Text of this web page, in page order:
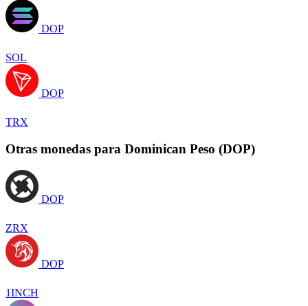
DOP
SOL
DOP
TRX
Otras monedas para Dominican Peso (DOP)
DOP
ZRX
DOP
1INCH